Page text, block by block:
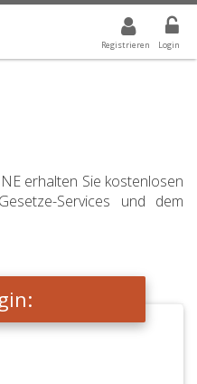
Registrieren Login
WERT IST ALLE
erhalten Sie kostenlosen
Services und dem